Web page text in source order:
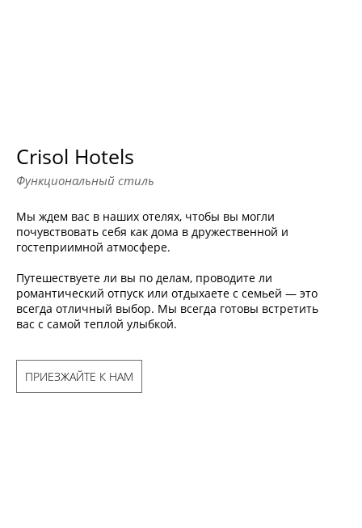
Crisol Hotels
Функциональный стиль
Мы ждем вас в наших отелях, чтобы вы могли
почувствовать себя как дома в дружественной и
гостеприимной атмосфере.
Путешествуете ли вы по делам, проводите ли
романтический отпуск или отдыхаете с семьей — это
всегда отличный выбор. Мы всегда готовы встретить
вас с самой теплой улыбкой.
ПРИЕЗЖАЙТЕ К НАМ